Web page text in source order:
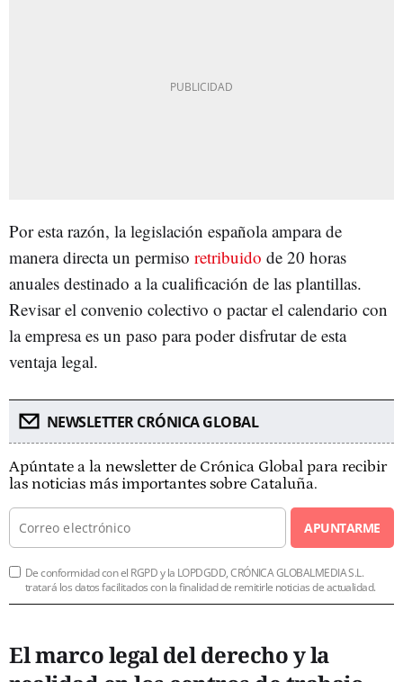
Por esta razón, la legislación española ampara de
manera directa un permiso retribuido de 20 horas
anuales destinado a la cualificación de las plantillas.
Revisar el convenio colectivo o pactar el calendario con
la empresa es un paso para poder disfrutar de esta
ventaja legal.
NEWSLETTER CRÓNICA GLOBAL
Apúntate a la newsletter de Crónica Global para recibir
las noticias más importantes sobre Cataluña.
APUNTARME
De conformidad con el RGPD y la LOPDGDD, CRÓNICA GLOBALMEDIA S.L.
tratará los datos facilitados con la finalidad de remitirle noticias de actualidad.
El marco legal del derecho y la